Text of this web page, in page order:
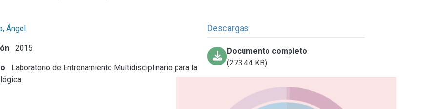
Ángel
2015
Laboratorio de Entrenamiento Multidisciplinario para la
Descargas
Documento completo
(273.44 KB)